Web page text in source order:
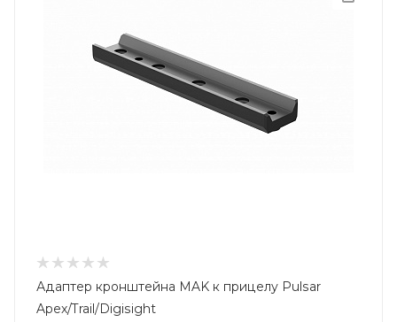
Адаптер кронштейна MAK к прицелу Pulsar
Apex/Trail/Digisight